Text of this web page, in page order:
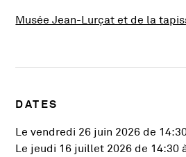
Musée Jean-Lurçat et de la
DATES
Le vendredi 26 juin 2026 de
Le jeudi 16 juillet 2026 de 14:30